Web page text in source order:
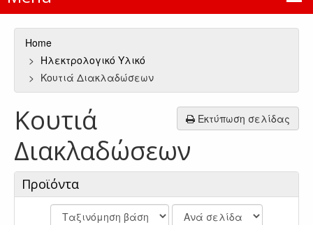
Home
Ηλεκτρολογικό Υλικό
Κουτιά Διακλαδώσεων
Εκτύπωση σελίδας
Κουτιά
Διακλαδώσεων
Προϊόντα